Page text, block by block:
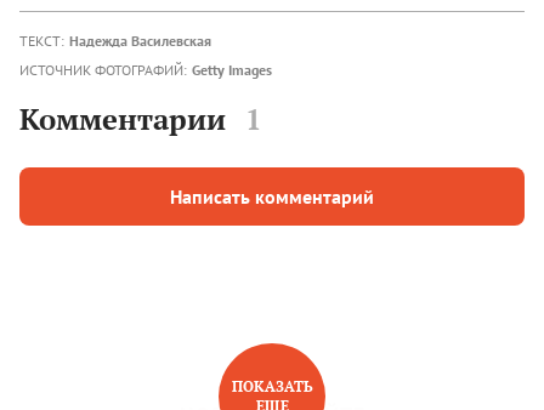
ТЕКСТ: Надежда Василевская
ИСТОЧНИК ФОТОГРАФИЙ: Getty Images
Комментарии 1
Написать комментарий
ПОКАЗАТЬ
ЕЩЕ